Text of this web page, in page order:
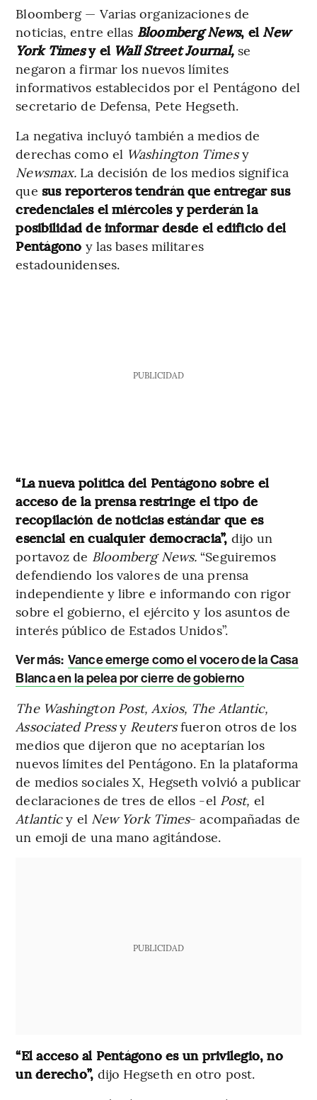
Bloomberg — Varias organizaciones de
noticias, entre ellas Bloomberg News, el New
York Timesy el Wall Street Journal, se
negaron a firmar los nuevos límites
informativos establecidos por el Pentágono del
secretario de Defensa, Pete Hegseth.
La negativa incluyó también a medios de
derechas como el Washington Timesy
Newsmax. La decisión de los medios significa
que sus reporteros tendrán que entregar sus
credenciales el miércoles y perderán la
posibilidad de informar desde el edificio del
Pentágono y las bases militares
estadounidenses.
PUBLICIDAD
“La nueva política del Pentágono sobre el
acceso de la prensa restringe el tipo de
recopilación de noticias estándar que es
esencial en cualquier democracia”, dijo un
portavoz de Bloomberg News.“Seguiremos
defendiendo los valores de una prensa
independiente y libre e informando con rigor
sobre el gobierno, el ejército y los asuntos de
interés público de Estados Unidos”.
Ver más: Vance emerge como el vocero de la Casa
Blanca en la pelea por cierre de gobierno
The Washington Post, Axios, The Atlantic,
Associated Pressy Reutersfueron otros de los
medios que dijeron que no aceptarían los
nuevos límites del Pentágono. En la plataforma
de medios sociales X, Hegseth volvió a publicar
declaraciones de tres de ellos -el Post, el
Atlanticy el New York Times- acompañadas de
un emoji de una mano agitándose.
PUBLICIDAD
“El acceso al Pentágono es un privilegio, no
un derecho”, dijo Hegseth en otro post.